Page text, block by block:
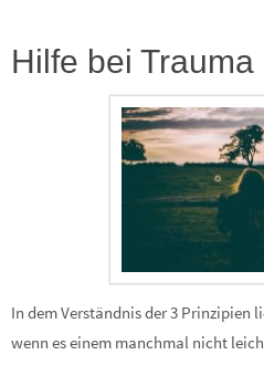
Hilfe bei Trauma
In dem Verständnis der 3 Prinzipien
wenn es einem manchmal nicht